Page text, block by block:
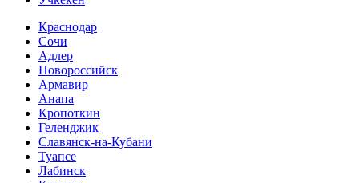
Краснодар
Сочи
Адлер
Новороссийск
Армавир
Анапа
Кропоткин
Геленджик
Славянск-на-Кубани
Туапсе
Лабинск